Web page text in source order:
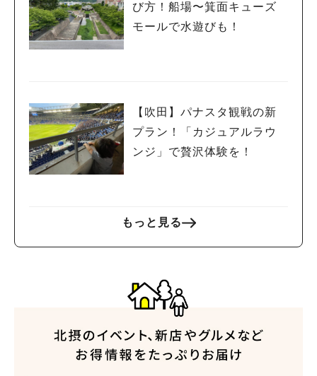
び方！船場〜箕面キューズ
モールで水遊びも！
【吹田】パナスタ観戦の新
プラン！「カジュアルラウ
ンジ」で贅沢体験を！
もっと見る
人気のキーワード
#大阪学院大 商品開発プロジェクト